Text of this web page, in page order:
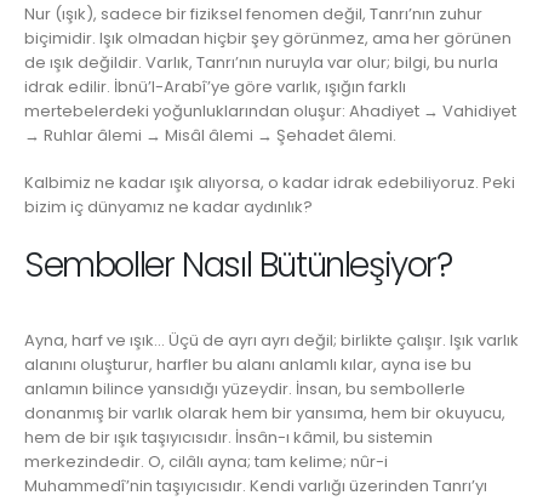
Nur (ışık), sadece bir fiziksel fenomen değil, Tanrı’nın zuhur
biçimidir. Işık olmadan hiçbir şey görünmez, ama her görünen
de ışık değildir. Varlık, Tanrı’nın nuruyla var olur; bilgi, bu nurla
idrak edilir. İbnü’l-Arabî’ye göre varlık, ışığın farklı
mertebelerdeki yoğunluklarından oluşur: Ahadiyet → Vahidiyet
→ Ruhlar âlemi → Misâl âlemi → Şehadet âlemi.
Kalbimiz ne kadar ışık alıyorsa, o kadar idrak edebiliyoruz. Peki
bizim iç dünyamız ne kadar aydınlık?
Semboller Nasıl Bütünleşiyor?
Ayna, harf ve ışık… Üçü de ayrı ayrı değil; birlikte çalışır. Işık varlık
alanını oluşturur, harfler bu alanı anlamlı kılar, ayna ise bu
anlamın bilince yansıdığı yüzeydir. İnsan, bu sembollerle
donanmış bir varlık olarak hem bir yansıma, hem bir okuyucu,
hem de bir ışık taşıyıcısıdır. İnsân-ı kâmil, bu sistemin
merkezindedir. O, cilâlı ayna; tam kelime; nûr-i
Muhammedî’nin taşıyıcısıdır. Kendi varlığı üzerinden Tanrı’yı